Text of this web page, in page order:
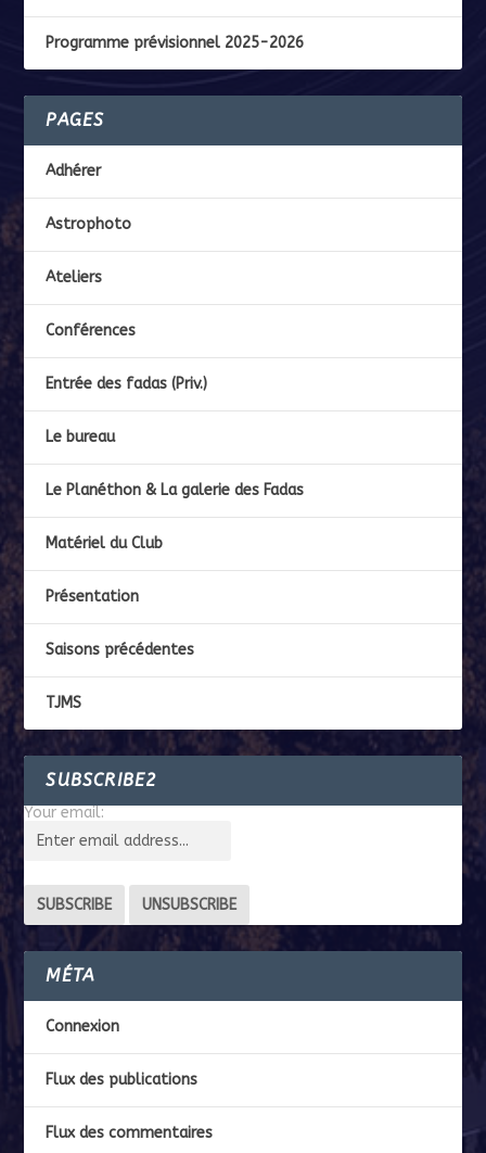
Programme prévisionnel 2025-2026
PAGES
Adhérer
Astrophoto
Ateliers
Conférences
Entrée des fadas (Priv.)
Le bureau
Le Planéthon & La galerie des Fadas
Matériel du Club
Présentation
Saisons précédentes
TJMS
SUBSCRIBE2
Your email:
MÉTA
Connexion
Flux des publications
Flux des commentaires